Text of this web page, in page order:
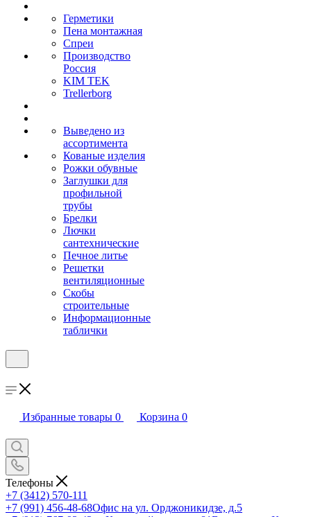
Герметики
Пена монтажная
Спреи
Производство
Россия
KIM TEK
Trellerborg
Выведено из
ассортимента
Кованые изделия
Рожки обувные
Заглушки для
профильной
трубы
Брелки
Лючки
сантехнические
Печное литье
Решетки
вентиляционные
Скобы
строительные
Информационные
таблички
Избранные товары 0 Корзина 0
Телефоны
+7 (3412) 570-111
+7 (991) 456-48-68Офис на ул. Орджоникидзе, д.5